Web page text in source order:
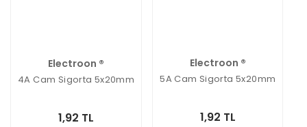
Electroon ®
4A Cam Sigorta 5x20mm
1,92 TL
Electroon ®
5A Cam Sigorta 5x20mm
1,92 TL